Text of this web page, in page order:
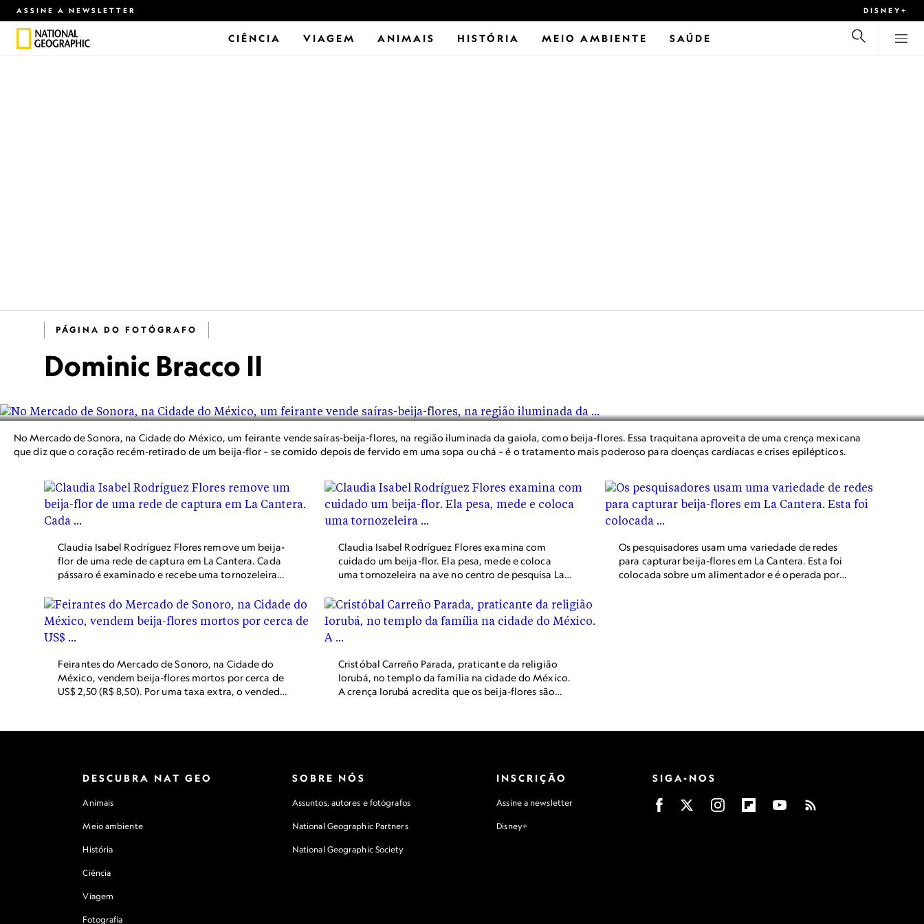
ASSINE A NEWSLETTER DISNEY+
CIÊNCIA VIAGEM ANIMAIS HISTÓRIA MEIO AMBIENTE SAÚDE
PÁGINA DO FOTÓGRAFO
Dominic Bracco II
No Mercado de Sonora, na Cidade do México, um feirante vende saíras-beija-flores, na região iluminada da gaiola, como beija-flores. Essa traquitana aproveita de uma crença mexicana
que diz que o coração recém-retirado de um beija-flor – se comido depois de fervido em uma sopa ou chá – é o tratamento mais poderoso para doenças cardíacas e crises epilépticos.
Claudia Isabel Rodríguez Flores remove um beija-
flor de uma rede de captura em La Cantera. Cada
pássaro é examinado e recebe uma tornozeleira
movimento ao longo do tempo.
Claudia Isabel Rodríguez Flores examina com
cuidado um beija-flor. Ela pesa, mede e coloca
uma tornozeleira na ave no centro de pesquisa La
México na Cidade do México.
Os pesquisadores usam uma variedade de redes
para capturar beija-flores em La Cantera. Esta foi
colocada sobre um alimentador e é operada por
Feirantes do Mercado de Sonoro, na Cidade do
México, vendem beija-flores mortos por cerca de
US$ 2,50 (R$ 8,50). Por uma taxa extra, o vendedor
pessoais.
Cristóbal Carreño Parada, praticante da religião
Iorubá, no templo da família na cidade do México.
A crença Iorubá acredita que os beija-flores são
galinhas, não são usados em rituais de sacrifício.
DESCUBRA NAT GEO
Animais
Meio ambiente
História
Ciência
Viagem
Fotografia
SOBRE NÓS
Assuntos, autores e fotógrafos
National Geographic Partners
National Geographic Society
INSCRIÇÃO
Assine a newsletter
Disney+
SIGA-NOS